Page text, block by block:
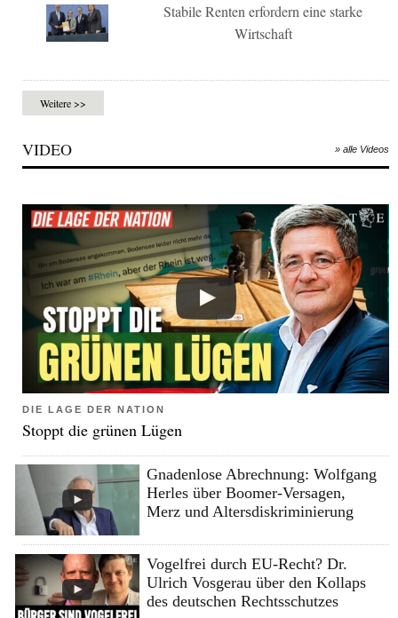
Stabile Renten erfordern eine starke
Wirtschaft
Weitere >>
VIDEO » alle Videos
DIE LAGE DER NATION
Stoppt die grünen Lügen
Gnadenlose Abrechnung: Wolfgang
Herles über Boomer-Versagen,
Merz und Altersdiskriminierung
Vogelfrei durch EU-Recht? Dr.
Ulrich Vosgerau über den Kollaps
des deutschen Rechtsschutzes